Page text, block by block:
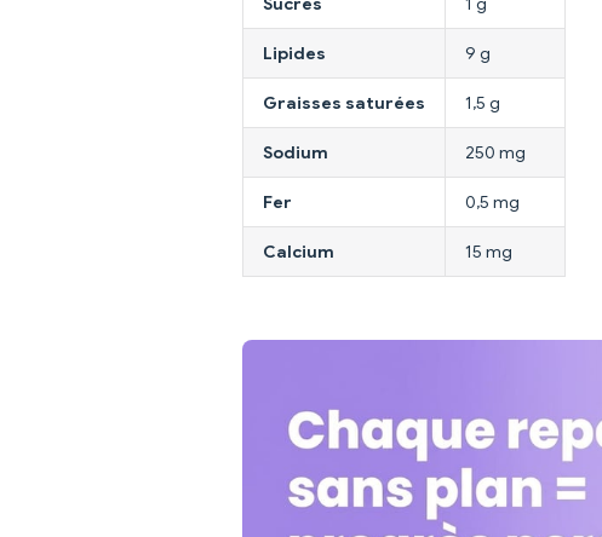
Lipides 9 g
Graisses saturées 1,5 g
Sodium 250 mg
Fer 0,5 mg
Calcium 15 mg